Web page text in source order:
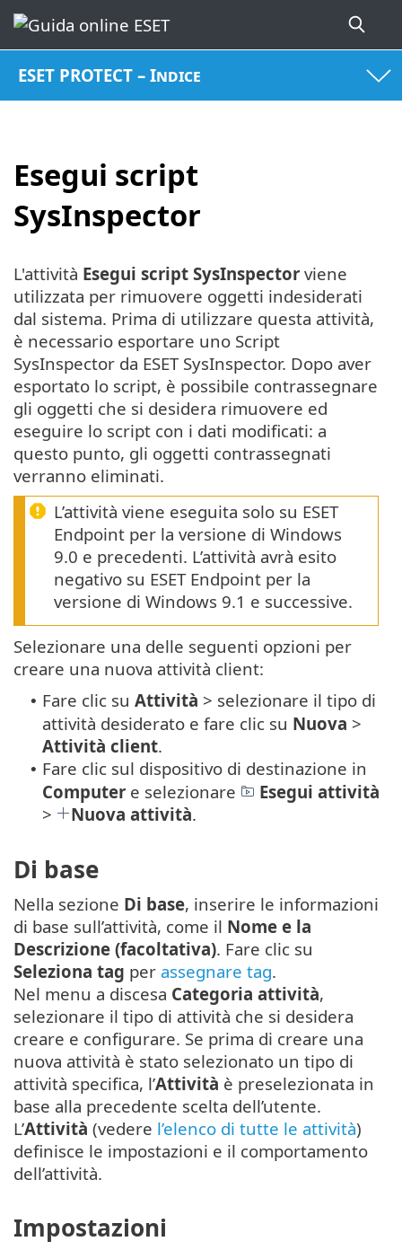
ESET PROTECT – Indice
Esegui script
SysInspector
L'attività Esegui script SysInspector viene
utilizzata per rimuovere oggetti indesiderati
dal sistema. Prima di utilizzare questa attività,
è necessario esportare uno Script
SysInspector da ESET SysInspector. Dopo aver
esportato lo script, è possibile contrassegnare
gli oggetti che si desidera rimuovere ed
eseguire lo script con i dati modificati: a
questo punto, gli oggetti contrassegnati
verranno eliminati.
L’attività viene eseguita solo su ESET
Endpoint per la versione di Windows
9.0 e precedenti. L’attività avrà esito
negativo su ESET Endpoint per la
versione di Windows 9.1 e successive.
Selezionare una delle seguenti opzioni per
creare una nuova attività client:
• Fare clic su Attività > selezionare il tipo di
attività desiderato e fare clic su Nuova >
Attività client.
• Fare clic sul dispositivo di destinazione in
Computer e selezionare
Esegui attività
>
Nuova attività.
Di base
Nella sezione Di base, inserire le informazioni
di base sull’attività, come il Nome e la
Descrizione (facoltativa). Fare clic su
Seleziona tag per assegnare tag.
Nel menu a discesa Categoria attività,
selezionare il tipo di attività che si desidera
creare e configurare. Se prima di creare una
nuova attività è stato selezionato un tipo di
attività specifica, l’Attività è preselezionata in
base alla precedente scelta dell’utente.
L’Attività (vedere l’elenco di tutte le attività)
definisce le impostazioni e il comportamento
dell’attività.
Impostazioni